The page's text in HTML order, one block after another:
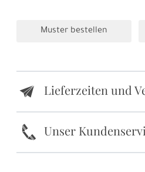
Muster bestellen
e Lieferzeiten und
k Unser